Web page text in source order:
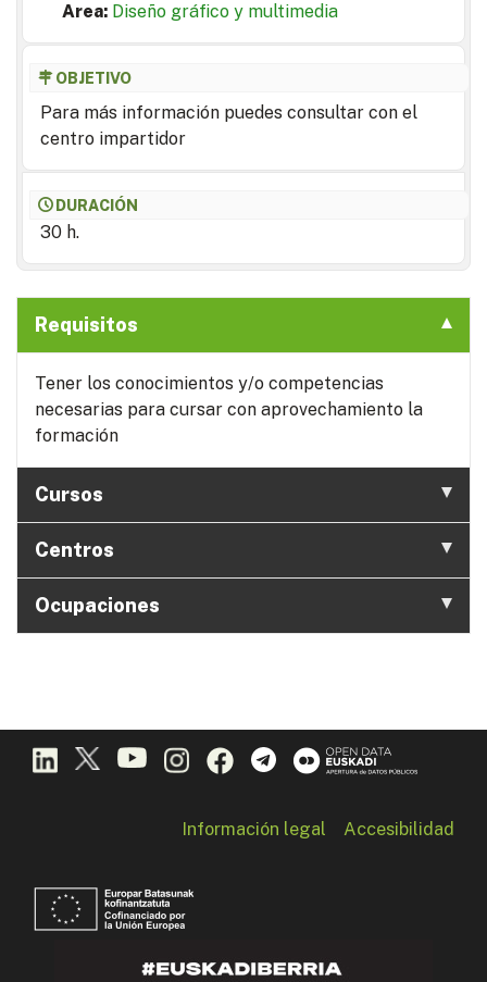
Area: Diseño gráfico y multimedia
OBJETIVO
Para más información puedes consultar con el
centro impartidor
DURACIÓN
30 h.
Requisitos
Tener los conocimientos y/o competencias
necesarias para cursar con aprovechamiento la
formación
Cursos
Centros
Ocupaciones
Información legal Accesibilidad